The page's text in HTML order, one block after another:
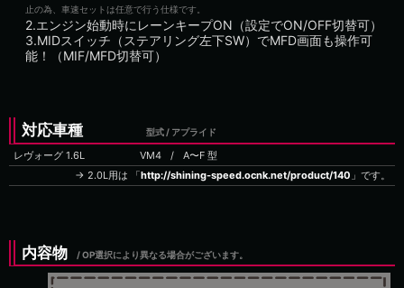
止の為、車速セットは任意で行う仕様です。
2.エンジン始動時にレーンキープON（設定でON/OFF切替可）
3.MIDスイッチ（ステアリング左下SW）でMFD画面も操作可
能！（MIF/MFD切替可）
対応車種 型式 / アプライド
レヴォーグ 1.6L VM4
/
→ 2.0L用は 「http://shining-speed.ocnk.net/product/140 」です。
内容物 / OP選択により異なる場合がございます。